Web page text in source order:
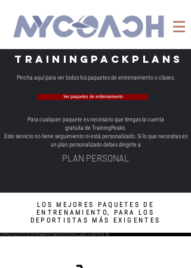
TRAININGpackPLANS
PLAN PERSONAL
Pincha aquí para ver todos los paquetes de entrenamiento o clases.
Para cualquier paquete es necesario que tengas la cuenta
gratuita de TrainingPeaks.
Este servicio no tiene seguimiento ni está personalizado. Si lo que necesitas es
un plan personalizado debes dirigirte a
Ver paquetes de entrenamiento
LOS MEJORES PAQUETES DE
ENTRENAMIENTO, PARA LOS
DEPORTISTAS MÁS EXIGENTES
COMPRA PAQUETES DE ENTRENAMIENTO INDOOR,OUTDOOR,CLASES, A PARTIR DE 15€.